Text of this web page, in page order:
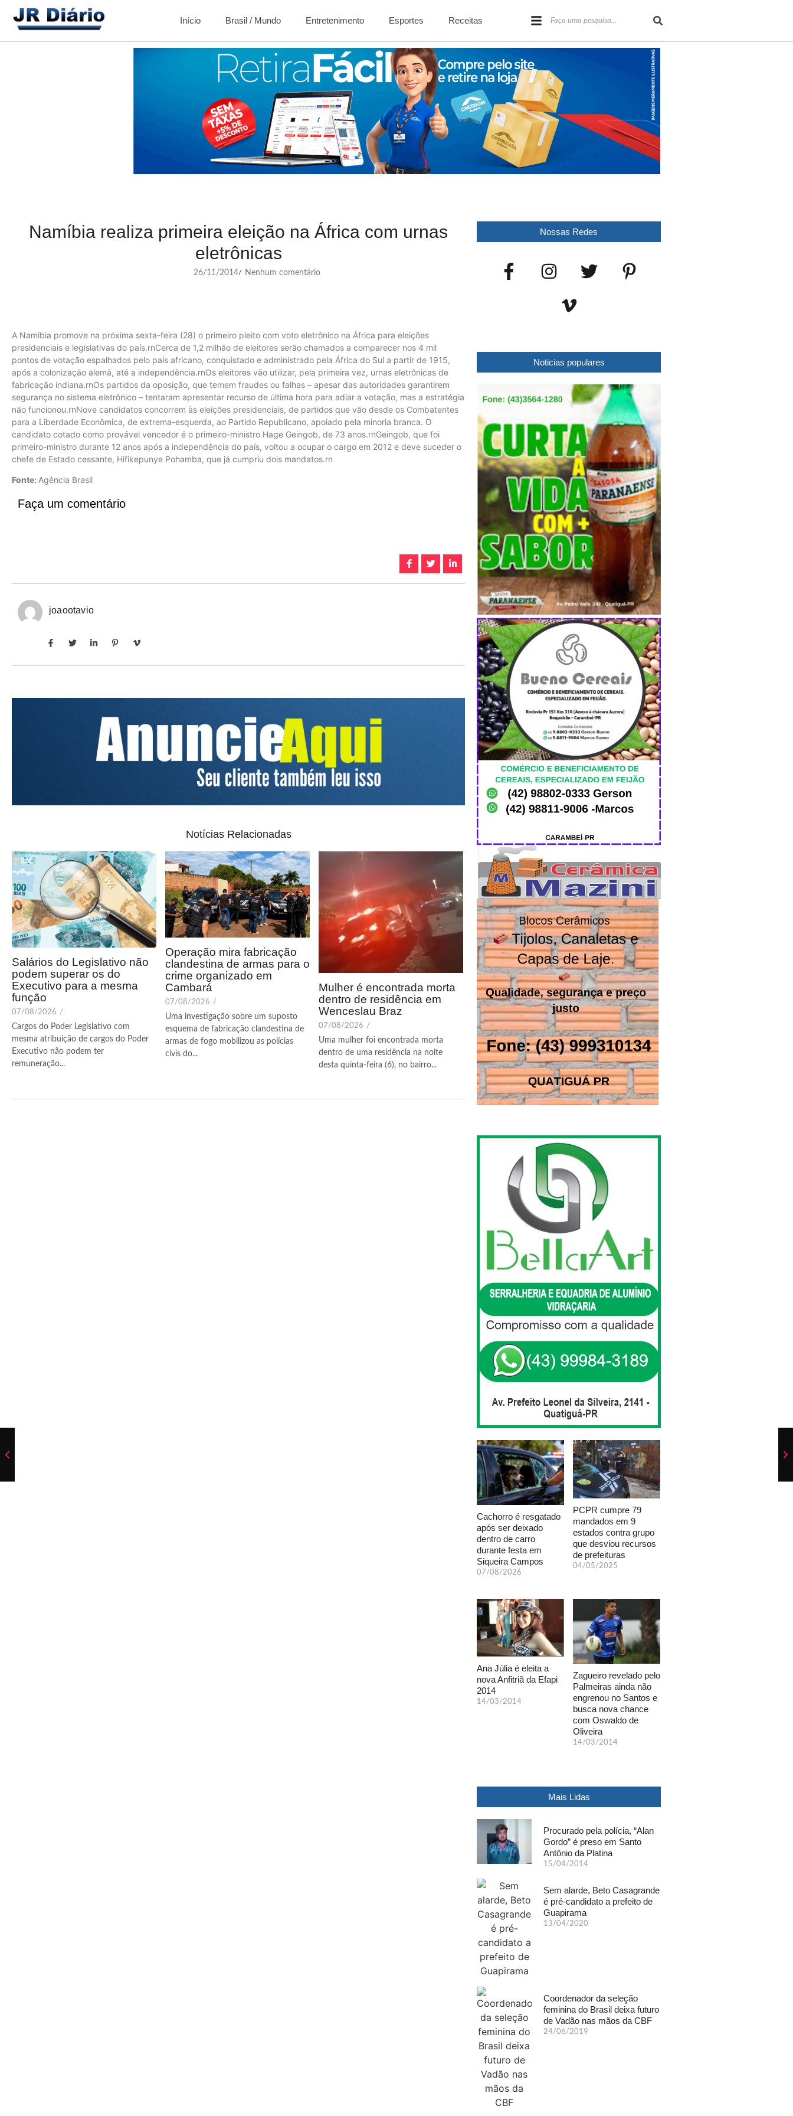
Início Brasil / Mundo Entretenimento Esportes Receitas
Namíbia realiza primeira eleição na África com urnas
eletrônicas
26/11/2014/ Nenhum comentário
A Namíbia promove na próxima sexta-feira (28) o primeiro pleito com voto eletrônico na África para eleições
presidenciais e legislativas do país.rnCerca de 1,2 milhão de eleitores serão chamados a comparecer nos 4 mil
pontos de votação espalhados pelo país africano, conquistado e administrado pela África do Sul a partir de 1915,
após a colonização alemã, até a independência.rnOs eleitores vão utilizar, pela primeira vez, urnas eletrônicas de
fabricação indiana.rnOs partidos da oposição, que temem fraudes ou falhas – apesar das autoridades garantirem
segurança no sistema eletrônico – tentaram apresentar recurso de última hora para adiar a votação, mas a estratégia
não funcionou.rnNove candidatos concorrem às eleições presidenciais, de partidos que vão desde os Combatentes
para a Liberdade Econômica, de extrema-esquerda, ao Partido Republicano, apoiado pela minoria branca. O
candidato cotado como provável vencedor é o primeiro-ministro Hage Geingob, de 73 anos.rnGeingob, que foi
primeiro-ministro durante 12 anos após a independência do país, voltou a ocupar o cargo em 2012 e deve suceder o
chefe de Estado cessante, Hifikepunye Pohamba, que já cumpriu dois mandatos.rn
Fonte: Agência Brasil
Faça um comentário
joaootavio
Notícias Relacionadas
Salários do Legislativo não
podem superar os do
Executivo para a mesma
função
07/08/2026 /
Cargos do Poder Legislativo com
mesma atribuição de cargos do Poder
Executivo não podem ter
remuneração...
Operação mira fabricação
clandestina de armas para o
crime organizado em
Cambará
07/08/2026 /
Uma investigação sobre um suposto
esquema de fabricação clandestina de
armas de fogo mobilizou as polícias
civis do...
Mulher é encontrada morta
dentro de residência em
Wenceslau Braz
07/08/2026 /
Uma mulher foi encontrada morta
dentro de uma residência na noite
desta quinta-feira (6), no bairro...
Nossas Redes
Noticias populares
Cachorro é resgatado
após ser deixado
dentro de carro
durante festa em
Siqueira Campos
07/08/2026
PCPR cumpre 79
mandados em 9
estados contra grupo
que desviou recursos
de prefeituras
04/05/2025
Ana Júlia é eleita a
nova Anfitriã da Efapi
2014
14/03/2014
Zagueiro revelado pelo
Palmeiras ainda não
engrenou no Santos e
busca nova chance
com Oswaldo de
Oliveira
14/03/2014
Mais Lidas
Procurado pela polícia, “Alan
Gordo” é preso em Santo
Antônio da Platina
15/04/2014
Sem alarde, Beto Casagrande
é pré-candidato a prefeito de
Guapirama
13/04/2020
Coordenador da seleção
feminina do Brasil deixa futuro
de Vadão nas mãos da CBF
24/06/2019